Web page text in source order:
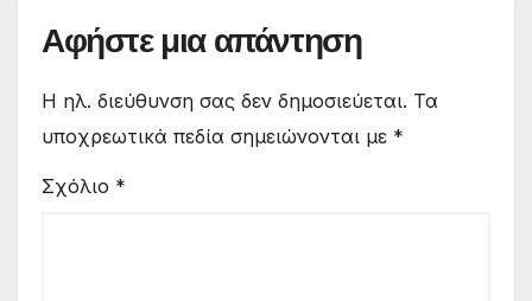
Αφήστε μια απάντηση
Η ηλ. διεύθυνση σας δεν δημοσιεύεται. Τα
υποχρεωτικά πεδία σημειώνονται με *
Σχόλιο *